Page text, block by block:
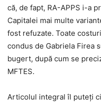
că, de fapt, RA-APPS i-a
Capitalei mai multe
fost refuzate. Toate
condus de Gabriela Firea
bugert, după cum se
MFTES.
Articolul integral îl puteți